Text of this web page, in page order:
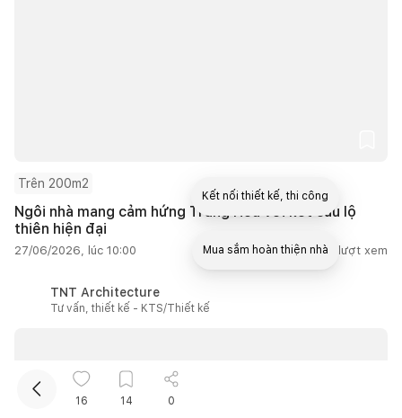
Trên 200m2
Ngôi nhà mang cảm hứng Trung Hoa với kết cấu lộ
thiên hiện đại
27/06/2026, lúc 10:00 1 lượt thích | 10.666 lượt xem
TNT Architecture
Tư vấn, thiết kế - KTS/Thiết kế
16 14 0
Kết nối thiết kế, thi công
Mua sắm hoàn thiện nhà